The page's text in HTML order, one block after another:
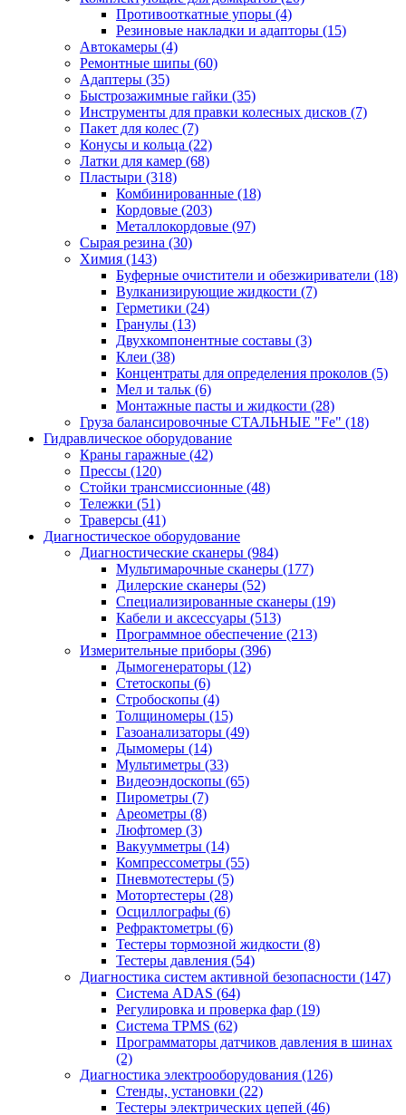
Противооткатные упоры (4)
Резиновые накладки и адапторы (15)
Автокамеры (4)
Ремонтные шипы (60)
Адаптеры (35)
Быстрозажимные гайки (35)
Инструменты для правки колесных дисков (7)
Пакет для колес (7)
Конусы и кольца (22)
Латки для камер (68)
Пластыри (318)
Комбинированные (18)
Кордовые (203)
Металлокордовые (97)
Сырая резина (30)
Химия (143)
Буферные очистители и обезжириватели (18)
Вулканизирующие жидкости (7)
Герметики (24)
Гранулы (13)
Двухкомпонентные составы (3)
Клеи (38)
Концентраты для определения проколов (5)
Мел и тальк (6)
Монтажные пасты и жидкости (28)
Груза балансировочные СТАЛЬНЫЕ "Fe" (18)
Гидравлическое оборудование
Краны гаражные (42)
Прессы (120)
Стойки трансмиссионные (48)
Тележки (51)
Траверсы (41)
Диагностическое оборудование
Диагностические сканеры (984)
Мультимарочные сканеры (177)
Дилерские сканеры (52)
Специализированные сканеры (19)
Кабели и аксессуары (513)
Программное обеспечение (213)
Измерительные приборы (396)
Дымогенераторы (12)
Стетоскопы (6)
Стробоскопы (4)
Толщиномеры (15)
Газоанализаторы (49)
Дымомеры (14)
Мультиметры (33)
Видеоэндоскопы (65)
Пирометры (7)
Ареометры (8)
Люфтомер (3)
Вакуумметры (14)
Компрессометры (55)
Пневмотестеры (5)
Мотортестеры (28)
Осциллографы (6)
Рефрактометры (6)
Тестеры тормозной жидкости (8)
Тестеры давления (54)
Диагностика систем активной безопасности (147)
Система ADAS (64)
Регулировка и проверка фар (19)
Система TPMS (62)
Программаторы датчиков давления в шинах
(2)
Диагностика электрооборудования (126)
Стенды, установки (22)
Тестеры электрических цепей (46)